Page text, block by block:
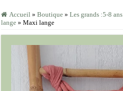
Accueil » Boutique » Les grands :5-8 ans
lange » Maxi lange